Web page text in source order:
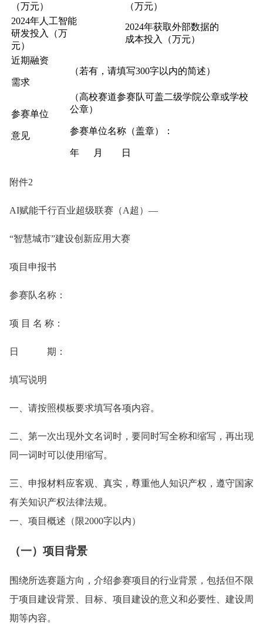
（万元）
（万元）
2024年人工智能
研发投入（万
元）
2024年获取外部数据的
成本投入（万元）
近期融资
需求
（若有，请填写300字以内的简述）
参赛单位
意见
（高校赛道参赛队可盖二级学院公章或学校
公章）
参赛单位名称（盖章）：
年 月 日
附件2
AI赋能千行百业超级联赛（A超）—
“智慧城市”建设创新应用大赛
项目申报书
参赛队名称：
项 目 名 称：
日 期：
填写说明
一、请按照模板要求填写各项内容。
二、第一次出现外文名词时，要同时写全称和缩写，再出现
同一词时可以使用缩写。
三、申报材料应客观、真实，尊重他人知识产权，遵守国家
有关知识产权法律法规。
一、项目概述（限2000字以内）
（一）项目背景
围绕所选赛题方向，介绍参赛项目的行业背景，包括但不限
于项目建设背景、目标、项目建设的意义和必要性、建设周
期等内容。